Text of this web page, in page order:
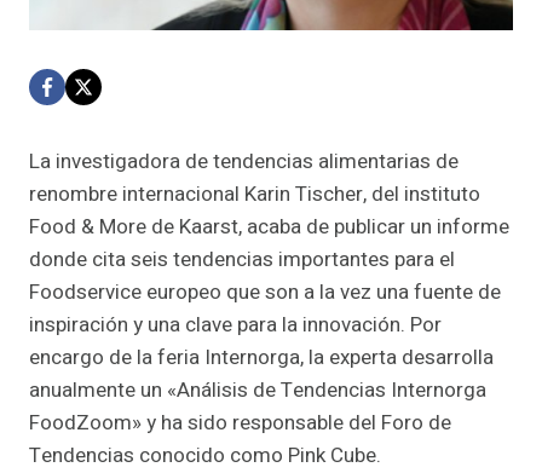
La investigadora de tendencias alimentarias de
renombre internacional Karin Tischer, del instituto
Food & More de Kaarst, acaba de publicar un informe
donde cita seis tendencias importantes para el
Foodservice europeo que son a la vez una fuente de
inspiración y una clave para la innovación. Por
encargo de la feria Internorga, la experta desarrolla
anualmente un «Análisis de Tendencias Internorga
FoodZoom» y ha sido responsable del Foro de
Tendencias conocido como Pink Cube.